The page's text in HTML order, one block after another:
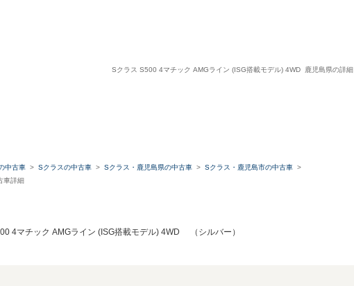
Sクラス S500 4マチック AMGライン (ISG搭載モデル) 4WD 鹿児島県の詳細
中古車 Sクラスの中古車 Sクラス・鹿児島県の中古車
Sクラス・鹿児島市の中古車
車詳細
4マチック AMGライン (ISG搭載モデル) 4WD （シルバー）